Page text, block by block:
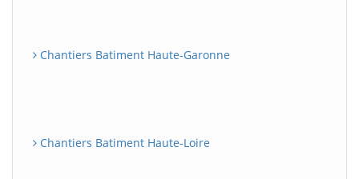
Chantiers Batiment Haute-Garonne
Chantiers Batiment Haute-Loire